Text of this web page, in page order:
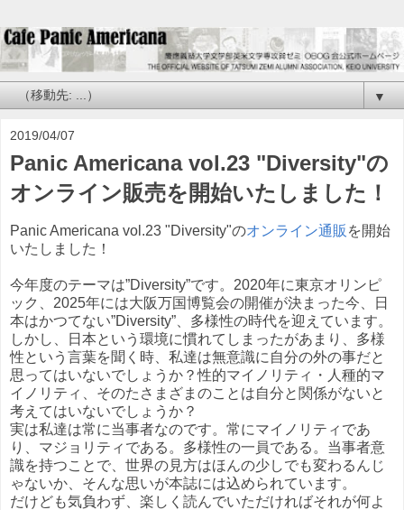
▼
2019/04/07
Panic Americana vol.23 "Diversity"の
オンライン販売を開始いたしました！
Panic Americana vol.23 "Diversity"のオンライン通販 を開始
いたしました！
今年度のテーマは”Diversity”です。2020年に東京オリンピ
ック、2025年には大阪万国博覧会の開催が決まった今、日
本はかつてない”Diversity”、多様性の時代を迎えています。
しかし、日本という環境に慣れてしまったがあまり、多様
性という言葉を聞く時、私達は無意識に自分の外の事だと
思ってはいないでしょうか？性的マイノリティ・人種的マ
イノリティ、そのたさまざまのことは自分と関係がないと
考えてはいないでしょうか？
実は私達は常に当事者なのです。常にマイノリティであ
り、マジョリティである。多様性の一員である。当事者意
識を持つことで、世界の見方はほんの少しでも変わるんじ
ゃないか、そんな思いが本誌には込められています。
だけども気負わず、楽しく読んでいただければそれが何よ